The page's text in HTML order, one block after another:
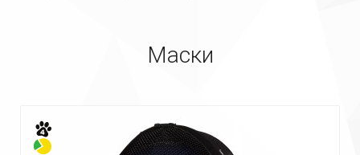
Маски